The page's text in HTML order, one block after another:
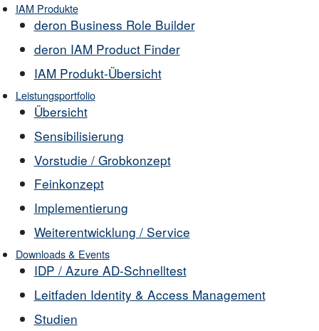
IAM Produkte
deron Business Role Builder
deron IAM Product Finder
IAM Produkt-Übersicht
Leistungsportfolio
Übersicht
Sensibilisierung
Vorstudie / Grobkonzept
Feinkonzept
Implementierung
Weiterentwicklung / Service
Downloads & Events
IDP / Azure AD-Schnelltest
Leitfaden Identity & Access Management
Studien